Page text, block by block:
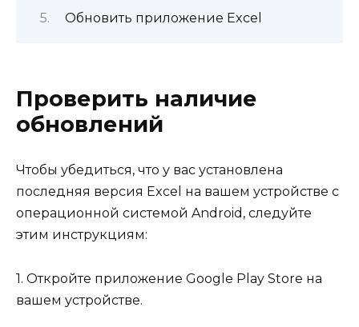
Обновить приложение Excel
Проверить наличие
обновлений
Чтобы убедиться, что у вас установлена
последняя версия Excel на вашем устройстве с
операционной системой Android, следуйте
этим инструкциям:
1. Откройте приложение Google Play Store на
вашем устройстве.